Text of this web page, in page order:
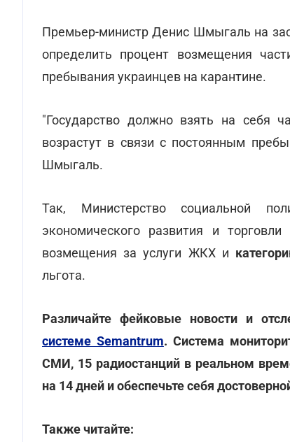
Премьер-министр Денис Шмыгаль на
определить процент возмещения
пребывания украинцев на карантине.
"Государство должно взять на себя
возрастут в связи с постоянным
Шмыгаль.
Так, Министерство социальной
экономического развития и торговли
возмещения за услуги ЖКХ и
льгота.
Различайте фейковые новости и
системе Semantrum. Система
СМИ, 15 радиостанций в реальном
на 14 дней и обеспечьте себя
Также читайте: